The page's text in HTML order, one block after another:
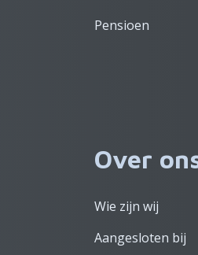
Pensioen
Over
Wie zijn wij
Aangesloten bij